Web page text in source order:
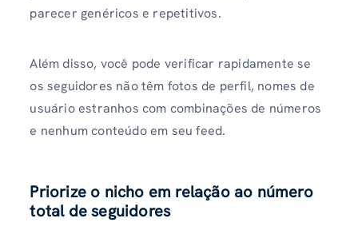
parecer genéricos e repetitivos.
Além disso, você pode verificar rapidamente se
os seguidores não têm fotos de perfil, nomes de
usuário estranhos com combinações de números
e nenhum conteúdo em seu feed.
Priorize o nicho em relação ao número
total de seguidores